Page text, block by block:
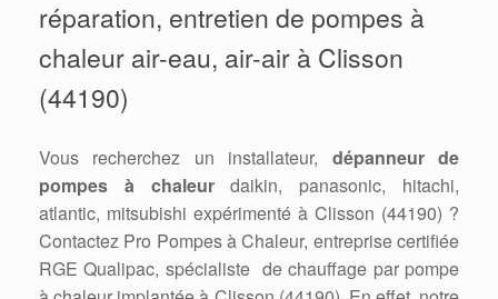
réparation, entretien de pompes à
chaleur air-eau, air-air à Clisson
(44190)
Vous recherchez un installateur, dépanneur de
pompes à chaleurdaikin, panasonic, hitachi,
atlantic, mitsubishi expérimenté à Clisson (44190) ?
Contactez Pro Pompes à Chaleur, entreprise certifiée
RGE Qualipac, spécialiste de chauffage par pompe